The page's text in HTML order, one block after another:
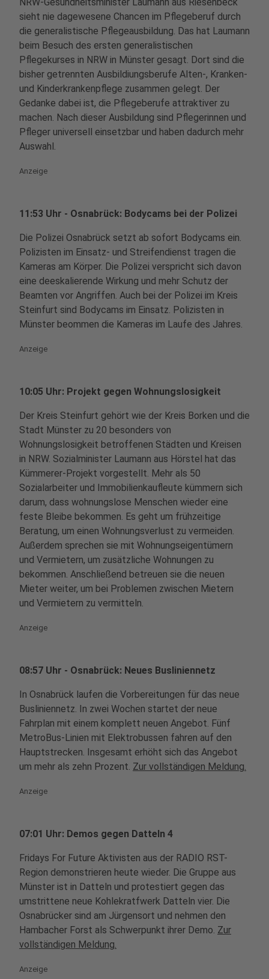
sieht nie dagewesene Chancen im Pflegeberuf durch
die generalistische Pflegeausbildung. Das hat Laumann
beim Besuch des ersten generalistischen
Pflegekurses in NRW in Münster gesagt. Dort sind die
bisher getrennten Ausbildiungsberufe Alten-, Kranken-
und Kinderkrankenpflege zusammen gelegt. Der
Gedanke dabei ist, die Pflegeberufe attraktiver zu
machen. Nach dieser Ausbildung sind Pflegerinnen und
Pfleger universell einsetzbar und haben dadurch mehr
Auswahl.
Anzeige
11:53 Uhr - Osnabrück: Bodycams bei der Polizei
Die Polizei Osnabrück setzt ab sofort Bodycams ein.
Polizisten im Einsatz- und Streifendienst tragen die
Kameras am Körper. Die Polizei verspricht sich davon
eine deeskalierende Wirkung und mehr Schutz der
Beamten vor Angriffen. Auch bei der Polizei im Kreis
Steinfurt sind Bodycams im Einsatz. Polizisten in
Münster beommen die Kameras im Laufe des Jahres.
Anzeige
10:05 Uhr: Projekt gegen Wohnungslosigkeit
Der Kreis Steinfurt gehört wie der Kreis Borken und die
Stadt Münster zu 20 besonders von
Wohnungslosigkeit betroffenen Städten und Kreisen
in NRW. Sozialminister Laumann aus Hörstel hat das
Kümmerer-Projekt vorgestellt. Mehr als 50
Sozialarbeiter und Immobilienkaufleute kümmern sich
darum, dass wohnungslose Menschen wieder eine
feste Bleibe bekommen. Es geht um frühzeitige
Beratung, um einen Wohnungsverlust zu vermeiden.
Außerdem sprechen sie mit Wohnungseigentümern
und Vermietern, um zusätzliche Wohnungen zu
bekommen. Anschließend betreuen sie die neuen
Mieter weiter, um bei Problemen zwischen Mietern
und Vermietern zu vermitteln.
Anzeige
08:57 Uhr - Osnabrück: Neues Busliniennetz
In Osnabrück laufen die Vorbereitungen für das neue
Busliniennetz. In zwei Wochen startet der neue
Fahrplan mit einem komplett neuen Angebot. Fünf
MetroBus-Linien mit Elektrobussen fahren auf den
Hauptstrecken. Insgesamt erhöht sich das Angebot
um mehr als zehn Prozent. Zur vollständigen Meldung.
Anzeige
07:01 Uhr: Demos gegen Datteln 4
Fridays For Future Aktivisten aus der RADIO RST-
Region demonstrieren heute wieder. Die Gruppe aus
Münster ist in Datteln und protestiert gegen das
umstrittene neue Kohlekratfwerk Datteln vier. Die
Osnabrücker sind am Jürgensort und nehmen den
Hambacher Forst als Schwerpunkt ihrer Demo. Zur
vollständigen Meldung.
Anzeige